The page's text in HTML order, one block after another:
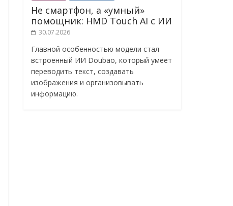
Не смартфон, а «умный»
помощник: HMD Touch AI с ИИ
30.07.2026
Главной особенностью модели стал
встроенный ИИ Doubao, который умеет
переводить текст, создавать
изображения и организовывать
информацию.